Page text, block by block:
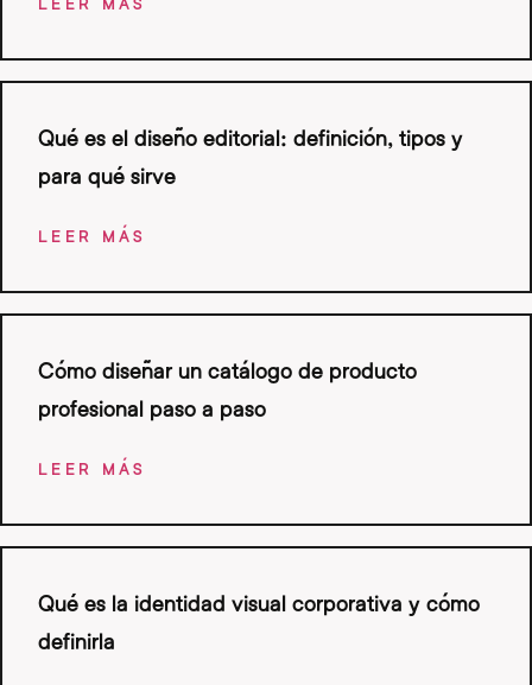
Qué es el diseño editorial: definición, tipos y
para qué sirve
LEER MÁS
Cómo diseñar un catálogo de producto
profesional paso a paso
LEER MÁS
Qué es la identidad visual corporativa y cómo
definirla